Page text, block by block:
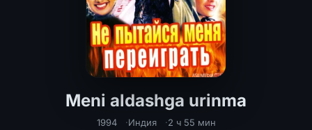
Meni aldashga urinma
Meni aldashga urinma 1994 Hind
1994 Индия 2 ч 55 мин